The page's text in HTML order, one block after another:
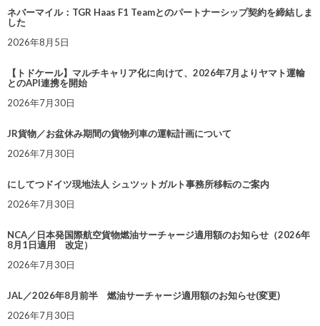
ネバーマイル：TGR Haas F1 Teamとのパートナーシップ契約を締結しま
した
2026年8月5日
【トドケール】マルチキャリア化に向けて、2026年7月よりヤマト運輸
とのAPI連携を開始
2026年7月30日
JR貨物／お盆休み期間の貨物列車の運転計画について
2026年7月30日
にしてつドイツ現地法人 シュツットガルト事務所移転のご案内
2026年7月30日
NCA／日本発国際航空貨物燃油サーチャージ適用額のお知らせ（2026年
8月1日適用 改定）
2026年7月30日
JAL／2026年8月前半 燃油サーチャージ適用額のお知らせ(変更)
2026年7月30日